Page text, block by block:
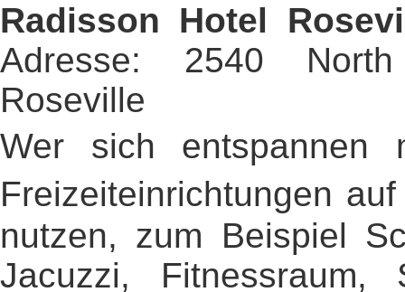
Radisson Hotel
Adresse: 2540
Roseville
Wer sich entspannen
Freizeiteinrichtungen
nutzen, zum Beispiel
Jacuzzi,